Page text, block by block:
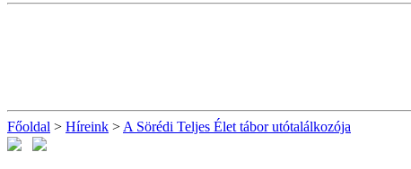
Főoldal > Híreink > A Sörédi Teljes Élet tábor utótalálkozója